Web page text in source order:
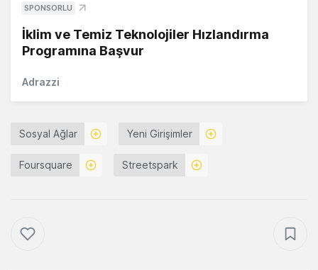
SPONSORLU
İklim ve Temiz Teknolojiler Hızlandırma
Programına Başvur
Adrazzi
Sosyal Ağlar Yeni Girişimler
Foursquare Streetspark